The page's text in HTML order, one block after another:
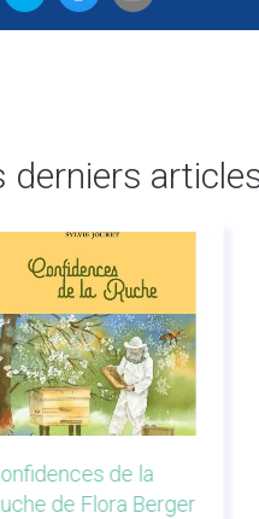
derniers
de la
de Flora Berger